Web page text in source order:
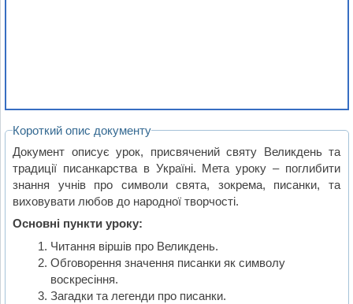
Короткий опис документу
Документ описує урок, присвячений святу Великдень та
традиції писанкарства в Україні. Мета уроку – поглибити
знання учнів про символи свята, зокрема, писанки, та
виховувати любов до народної творчості.
Основні пункти уроку:
Читання віршів про Великдень.
Обговорення значення писанки як символу
воскресіння.
Загадки та легенди про писанки.